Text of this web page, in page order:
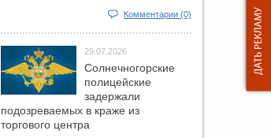
Комментарии (0)
29.07.2026
Солнечногорские
полицейские
задержали
подозреваемых в краже из
торгового центра